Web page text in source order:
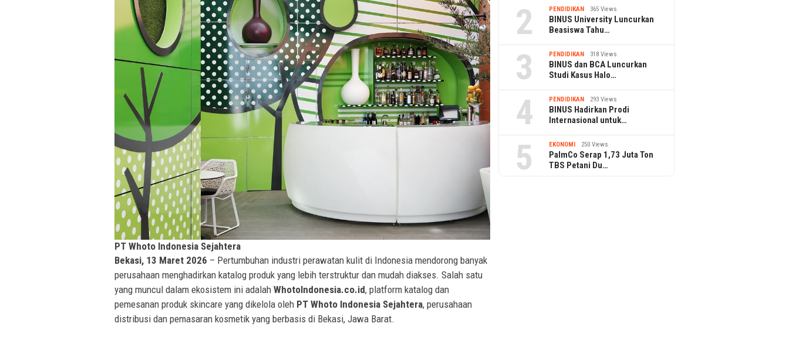
PT Whoto Indonesia Sejahtera
Bekasi, 13 Maret 2026 – Pertumbuhan industri perawatan kulit di Indonesia mendorong banyak
perusahaan menghadirkan katalog produk yang lebih terstruktur dan mudah diakses. Salah satu
yang muncul dalam ekosistem ini adalah WhotoIndonesia.co.id, platform katalog dan
pemesanan produk skincare yang dikelola oleh PT Whoto Indonesia Sejahtera, perusahaan
distribusi dan pemasaran kosmetik yang berbasis di Bekasi, Jawa Barat.
2 PENDIDIKAN 365 Views
BINUS University Luncurkan
Beasiswa Tahu…
3 PENDIDIKAN 318 Views
BINUS dan BCA Luncurkan
Studi Kasus Halo…
4 PENDIDIKAN 293 Views
BINUS Hadirkan Prodi
Internasional untuk…
5 EKONOMI 250 Views
PalmCo Serap 1,73 Juta Ton
TBS Petani Du…